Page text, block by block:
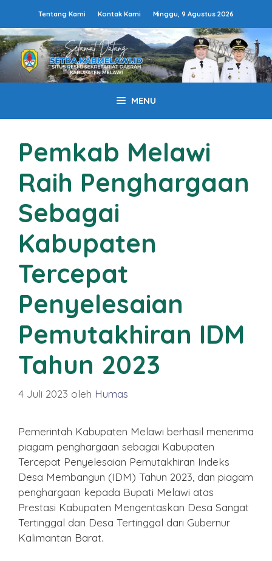
isi
Tentang Kami Kontak Kami Minggu, 9 Agustus 2026
MENU
Pemkab Melawi
Raih Penghargaan
Sebagai
Kabupaten
Tercepat
Penyelesaian
Pemutakhiran IDM
Tahun 2023
4 Juli 2023 oleh Humas
Pemerintah Kabupaten Melawi berhasil menerima
piagam penghargaan sebagai Kabupaten
Tercepat Penyelesaian Pemutakhiran Indeks
Desa Membangun (IDM) Tahun 2023, dan piagam
penghargaan kepada Bupati Melawi atas
Prestasi Kabupaten Mengentaskan Desa Sangat
Tertinggal dan Desa Tertinggal dari Gubernur
Kalimantan Barat.